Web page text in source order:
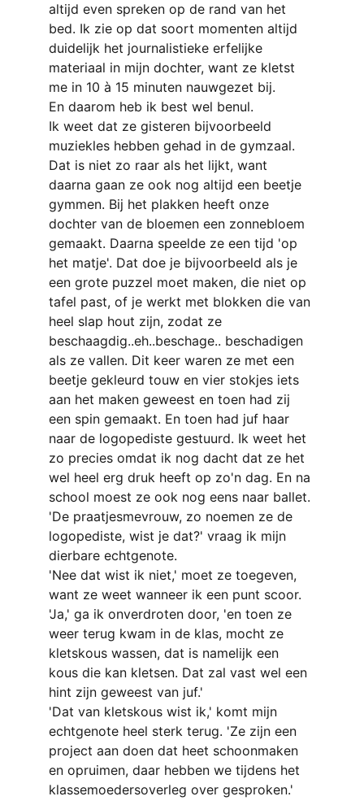
altijd even spreken op de rand van het
bed. Ik zie op dat soort momenten altijd
duidelijk het journalistieke erfelijke
materiaal in mijn dochter, want ze kletst
me in 10 à 15 minuten nauwgezet bij.
En daarom heb ik best wel benul.
Ik weet dat ze gisteren bijvoorbeeld
muziekles hebben gehad in de gymzaal.
Dat is niet zo raar als het lijkt, want
daarna gaan ze ook nog altijd een beetje
gymmen. Bij het plakken heeft onze
dochter van de bloemen een zonnebloem
gemaakt. Daarna speelde ze een tijd 'op
het matje'. Dat doe je bijvoorbeeld als je
een grote puzzel moet maken, die niet op
tafel past, of je werkt met blokken die van
heel slap hout zijn, zodat ze
beschaagdig..eh..beschage.. beschadigen
als ze vallen. Dit keer waren ze met een
beetje gekleurd touw en vier stokjes iets
aan het maken geweest en toen had zij
een spin gemaakt. En toen had juf haar
naar de logopediste gestuurd. Ik weet het
zo precies omdat ik nog dacht dat ze het
wel heel erg druk heeft op zo'n dag. En na
school moest ze ook nog eens naar ballet.
'De praatjesmevrouw, zo noemen ze de
logopediste, wist je dat?' vraag ik mijn
dierbare echtgenote.
'Nee dat wist ik niet,' moet ze toegeven,
want ze weet wanneer ik een punt scoor.
'Ja,' ga ik onverdroten door, 'en toen ze
weer terug kwam in de klas, mocht ze
kletskous wassen, dat is namelijk een
kous die kan kletsen. Dat zal vast wel een
hint zijn geweest van juf.'
'Dat van kletskous wist ik,' komt mijn
echtgenote heel sterk terug. 'Ze zijn een
project aan doen dat heet schoonmaken
en opruimen, daar hebben we tijdens het
klassemoedersoverleg over gesproken.'